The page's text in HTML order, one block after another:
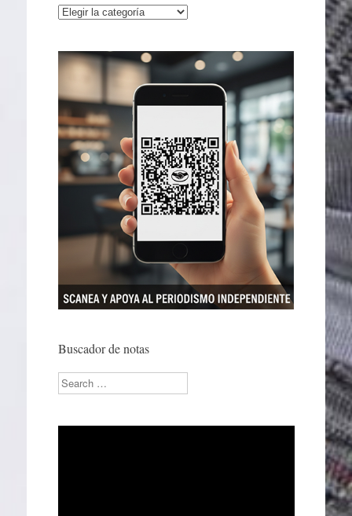
Categorías
Buscador de notas
Search